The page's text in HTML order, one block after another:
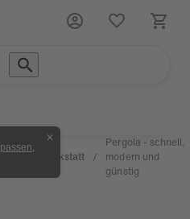
✕
Kreativwerkstatt /
Pergola - schnell,
modern und
günstig